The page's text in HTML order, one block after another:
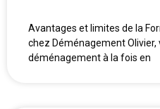
Avantages et limites de la
chez Déménagement Olivier,
déménagement à la fois en